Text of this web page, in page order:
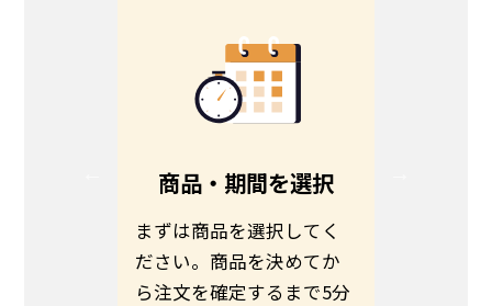
商品・期間を選択
まずは商品を選択してく
ださい。商品を決めてか
ら注文を確定するまで5分